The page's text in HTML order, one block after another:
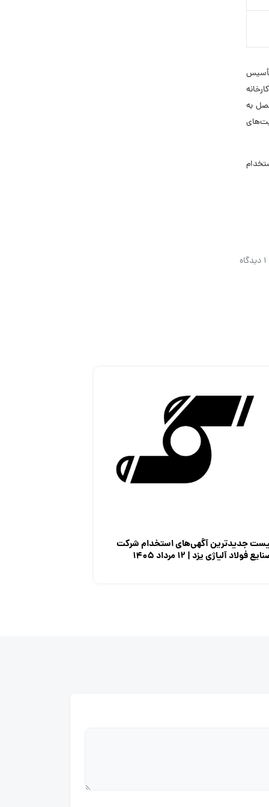
سال ۱۳۵۹ در استان گیلان تأسیس
به
1 دیدگاه
جدیدترین آگهی‌های استخدام شرکت
فولاد آلیاژی یزد | ۱۲ مرداد ۱۴۰۵